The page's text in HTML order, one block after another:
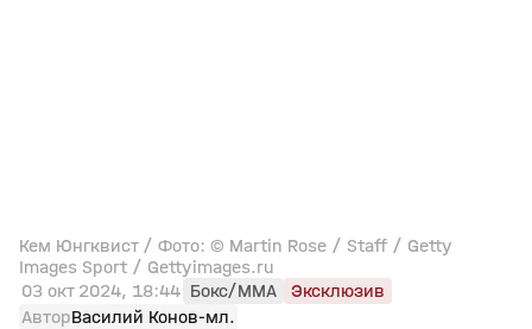
Кем Юнгквист / Фото: © Martin Rose / Staff / Getty
Images Sport / Gettyimages.ru
03 окт 2024, 18:44 Бокс/MMA
Эксклюзив
АвторВасилий Конов-мл.